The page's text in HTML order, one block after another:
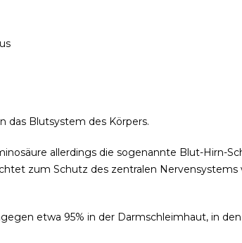
das Blutsystem des Körpers.
allerdings die sogenannte Blut-Hirn-
zum Schutz des zentralen
etwa 95% in der Darmschleimhaut, in